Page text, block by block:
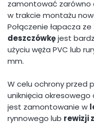
zamontować zarówno
w trakcie montażu
Połączenie łapacza ze
deszczówkęjest
użyciu węża PVC lub
mm.
W celu ochrony przed
uniknięcia okresowego
jest zamontowanie w
rynnowego lub rewizji